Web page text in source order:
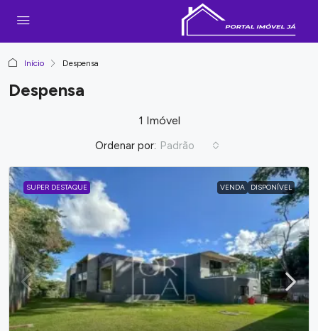
Início Despensa
Despensa
1 Imóvel
Ordenar por: Padrão
SUPER DESTAQUE VENDA DISPONÍVEL